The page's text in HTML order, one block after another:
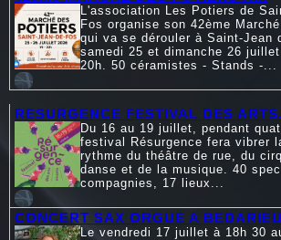
L'association Les Potiers de
Fos organise son 42ème
qui va se dérouler à Saint-Jean
samedi 25 et dimanche 26
20h. 50 céramistes - Stands -...
RESURGENCE FESTIVAL DES
Du 16 au 19 juillet, pendant
festival Résurgence fera vibrer
rythme du théâtre de rue, du
danse et de la musique. 40
compagnies, 17 lieux...
CONCERT SAX ORGUE A
Le vendredi 17 juillet à 18h 30